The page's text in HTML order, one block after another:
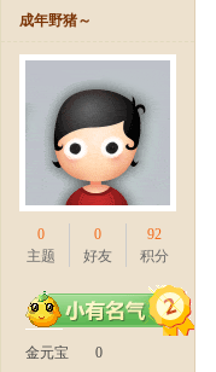
成年野猪～
0
主题
0
好友
92
积分
金元宝
0